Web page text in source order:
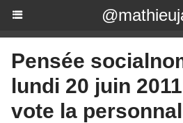
Pensée
lundi 20 juin
vote la